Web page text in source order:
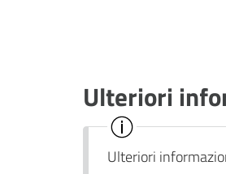
Ulteriori
Ulteriori